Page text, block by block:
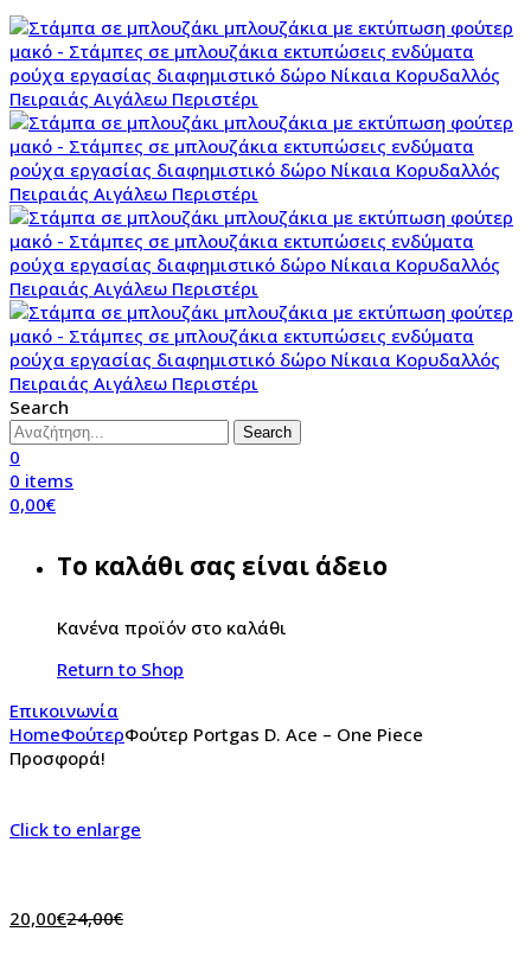
Search
Search
0
0 items
0,00€
Το καλάθι σας είναι άδειο
Κανένα προϊόν στο καλάθι
Return to Shop
Επικοινωνία
HomeΦούτερΦούτερ Portgas D. Ace – One Piece
Προσφορά!
Click to enlarge
20,00€24,00€